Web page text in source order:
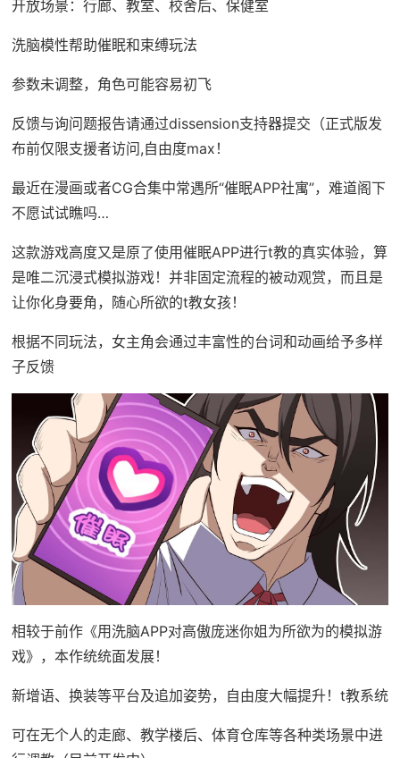
开放场景：行廊、教室、校舍后、保健室
洗脑模性帮助催眠和束缚玩法
参数未调整，角色可能容易初飞
反馈与询问题报告请通过dissension支持器提交（正式版发
布前仅限支援者访问,自由度max！
最近在漫画或者CG合集中常遇所“催眠APP社寓”，难道阁下
不愿试试瞧吗…
这款游戏高度又是原了使用催眠APP进行t教的真实体验，算
是唯二沉浸式模拟游戏！并非固定流程的被动观赏，而且是
让你化身要角，随心所欲的t教女孩！
根据不同玩法，女主角会通过丰富性的台词和动画给予多样
子反馈
相较于前作《用洗脑APP对高傲庞迷你姐为所欲为的模拟游
戏》，本作统统面发展！
新增语、换装等平台及追加姿势，自由度大幅提升！t教系统
可在无个人的走廊、教学楼后、体育仓库等各种类场景中进